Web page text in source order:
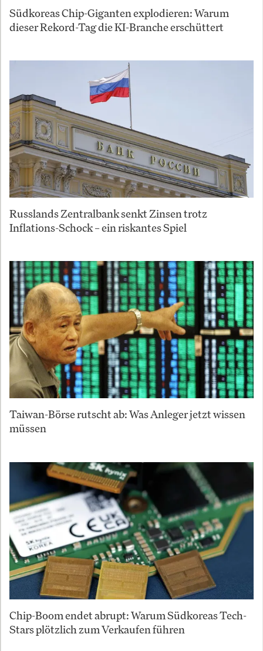
Südkoreas Chip-Giganten explodieren: Warum
dieser Rekord-Tag die KI-Branche erschüttert
Russlands Zentralbank senkt Zinsen trotz
Inflations-Schock – ein riskantes Spiel
Taiwan-Börse rutscht ab: Was Anleger jetzt wissen
müssen
Chip-Boom endet abrupt: Warum Südkoreas Tech-
Stars plötzlich zum Verkaufen führen